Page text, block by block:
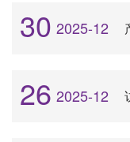
30 2025-12
26 2025-12